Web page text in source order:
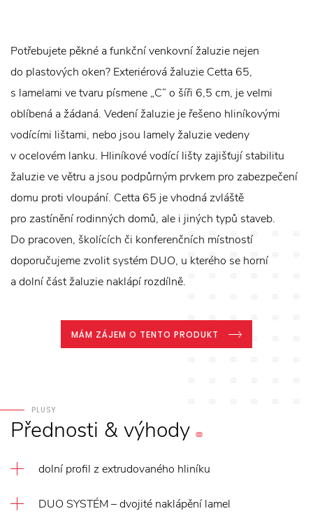
Potřebujete pěkné a funkční venkovní žaluzie nejen
do plastových oken? Exteriérová žaluzie Cetta 65,
s lamelami ve tvaru písmene „C“ o šíři 6,5 cm, je velmi
oblíbená a žádaná. Vedení žaluzie je řešeno hliníkovými
vodícími lištami, nebo jsou lamely žaluzie vedeny
v ocelovém lanku. Hliníkové vodící lišty zajišťují stabilitu
žaluzie ve větru a jsou podpůrným prvkem pro zabezpečení
domu proti vloupání. Cetta 65 je vhodná zvláště
pro zastínění rodinných domů, ale i jiných typů staveb.
Do pracoven, školících či konferenčních místností
doporučujeme zvolit systém DUO, u kterého se horní
a dolní část žaluzie naklápí rozdílně.
MÁM ZÁJEM O TENTO PRODUKT
PLUSY
Přednosti &výhody
dolní profil z extrudovaného hliníku
DUO SYSTÉM – dvojité naklápění lamel